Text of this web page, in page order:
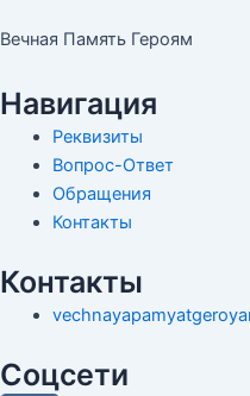
Вечная Память Героям
Навигация
Реквизиты
Вопрос-Ответ
Обращения
Контакты
Контакты
Соцсети